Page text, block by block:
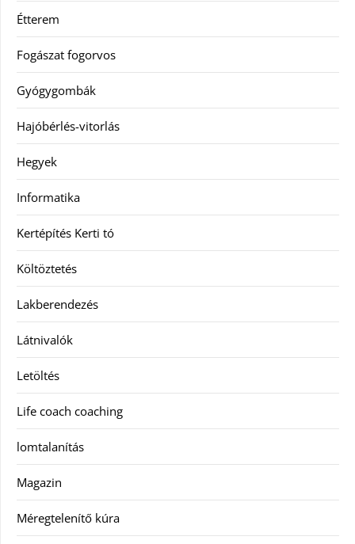
Étterem
Fogászat fogorvos
Gyógygombák
Hajóbérlés-vitorlás
Hegyek
Informatika
Kertépítés Kerti tó
Költöztetés
Lakberendezés
Látnivalók
Letöltés
Life coach coaching
lomtalanítás
Magazin
Méregtelenítő kúra